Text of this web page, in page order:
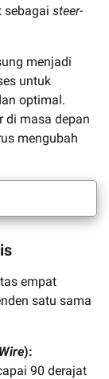
sebagai steer-
menjadi
untuk
optimal.
di masa depan
mengubah
empat
satu sama
):
90 derajat